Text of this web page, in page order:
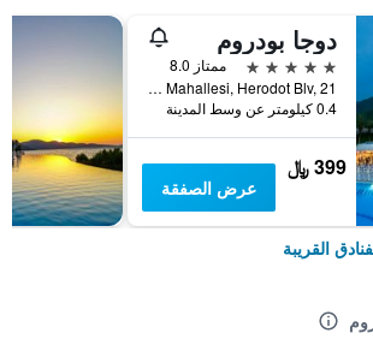
دوجا بودروم
5 نجوم
ممتاز 8.0
Torba Mahallesi, Herodot Blv, 21, بودروم, تركيا
0.4 كيلومتر عن وسط المدينة
399 ﷼
عرض الصفقة
القريبة